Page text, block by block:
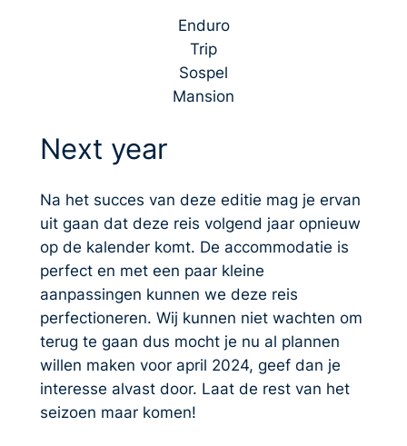
Enduro
Trip
Sospel
Mansion
Next year
Na het succes van deze editie mag je ervan
uit gaan dat deze reis volgend jaar opnieuw
op de kalender komt. De accommodatie is
perfect en met een paar kleine
aanpassingen kunnen we deze reis
perfectioneren. Wij kunnen niet wachten om
terug te gaan dus mocht je nu al plannen
willen maken voor april 2024, geef dan je
interesse alvast door. Laat de rest van het
seizoen maar komen!